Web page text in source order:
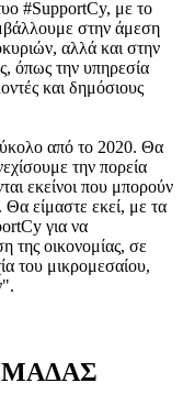
#SupportCy, με το
στην άμεση
αλλά και στην
όπως την υπηρεσία
και δημόσιους
από το 2020. Θα
την πορεία
εκείνοι που μπορούν
Θα είμαστε εκεί, με τα
για να
της οικονομίας, σε
του μικρομεσαίου,